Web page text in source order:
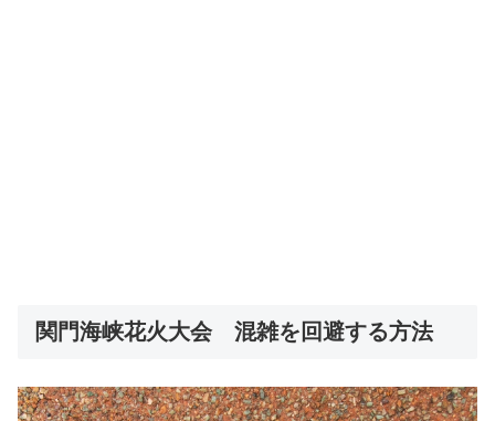
関門海峡花火大会 混雑を回避する方法